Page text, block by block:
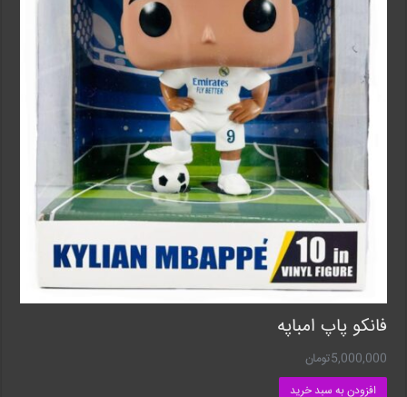
فانکو پاپ امباپه
5,000,000تومان
افزودن به سبد خرید